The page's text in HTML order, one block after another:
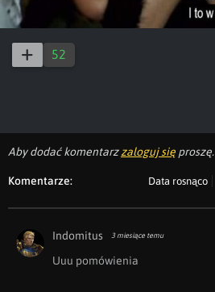
52
Aby dodać komentarzzaloguj się proszę.
Komentarze: Data rosnąco
Indomitus 3 miesiące temu
Uuu pomówienia